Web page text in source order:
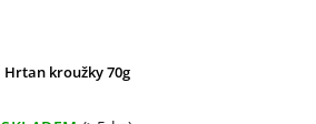
Hrtan kroužky 70g